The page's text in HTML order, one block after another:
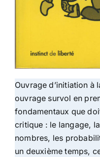
Ouvrage d’initiation à
ouvrage survol en
fondamentaux que
critique : le langage,
nombres, les
un deuxième temps,